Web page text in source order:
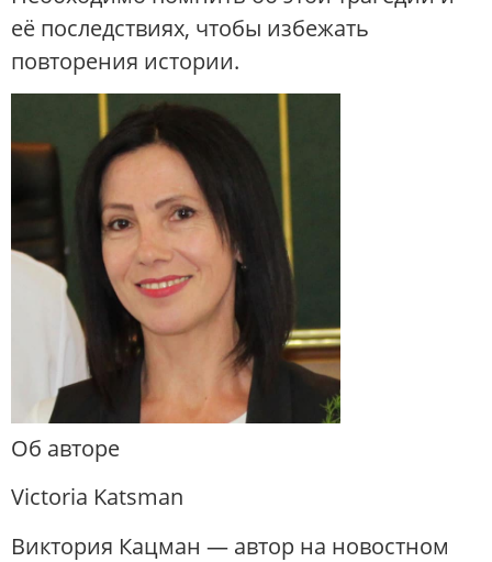
её последствиях, чтобы избежать
повторения истории.
Об авторе
Victoria Katsman
Виктория Кацман — автор на новостном